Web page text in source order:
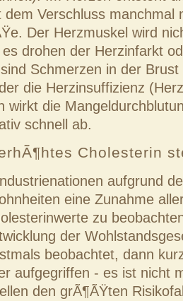
dem Verschluss manchmal
Der Herzmuskel wird
drohen der Herzinfarkt
Schmerzen in der
die Herzinsuffizienz
wirkt die
schnell ab.
Cholesterin
aufgrund
eine Zunahme
zu
der
beobachtet, dann
aufgegriffen - es ist nicht
den grÃ¶ÃŸten